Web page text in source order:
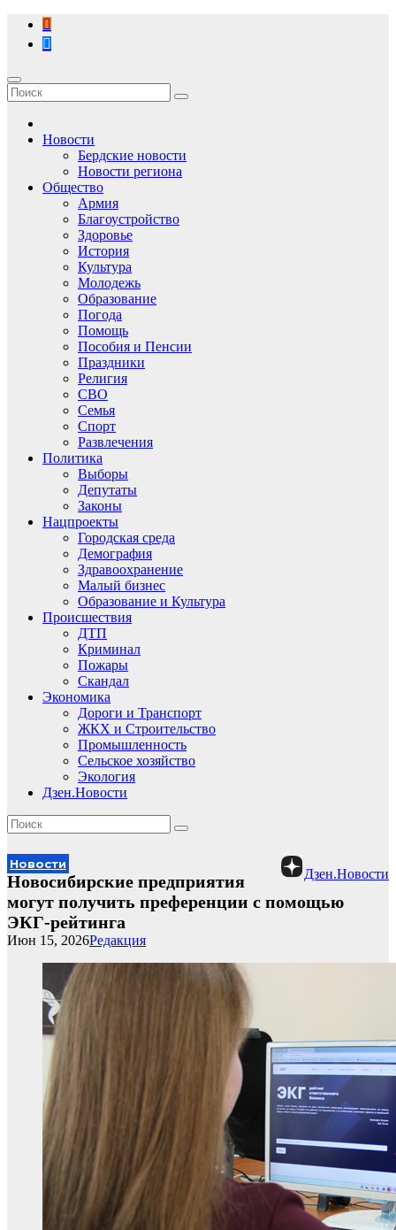
Перейти
содержимому
Новости
Бердские новости
Новости региона
Общество
Армия
Благоустройство
Здоровье
История
Культура
Молодежь
Образование
Погода
Помощь
Пособия и Пенсии
Праздники
Религия
СВО
Семья
Спорт
Развлечения
Политика
Выборы
Депутаты
Законы
Нацпроекты
Городская среда
Демография
Здравоохранение
Малый бизнес
Образование и Культура
Происшествия
ДТП
Криминал
Пожары
Скандал
Экономика
Дороги и Транспорт
ЖКХ и Строительство
Промышленность
Сельское хозяйство
Экология
Дзен.Новости
Дзен.Новости
Новости
Новосибирские предприятия
могут получить преференции с помощью
ЭКГ-рейтинга
Редакция
Июн 15, 2026